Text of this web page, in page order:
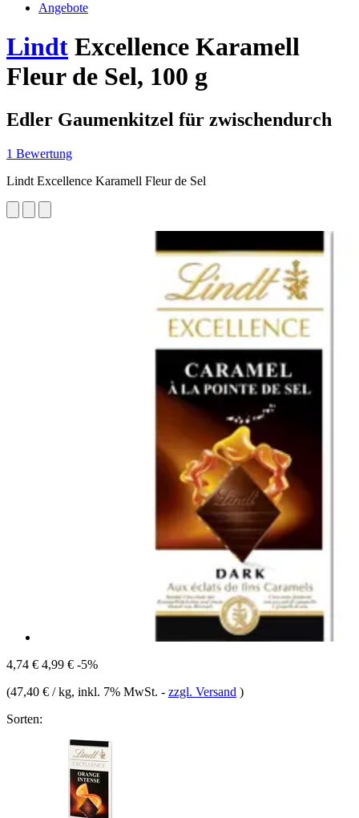
Angebote
Lindt Excellence Karamell
Fleur de Sel, 100 g
Edler Gaumenkitzel für zwischendurch
1 Bewertung
Lindt Excellence Karamell Fleur de Sel
4,74 € 4,99 € -5%
(47,40 € / kg, inkl. 7% MwSt. - zzgl. Versand )
Sorten: